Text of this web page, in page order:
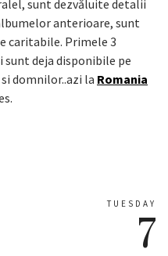
sunt dezvăluite detalii
anterioare, sunt
caritabile. Primele 3
sunt deja disponibile pe
domnilor..azi la Romania
TUESDAY
7